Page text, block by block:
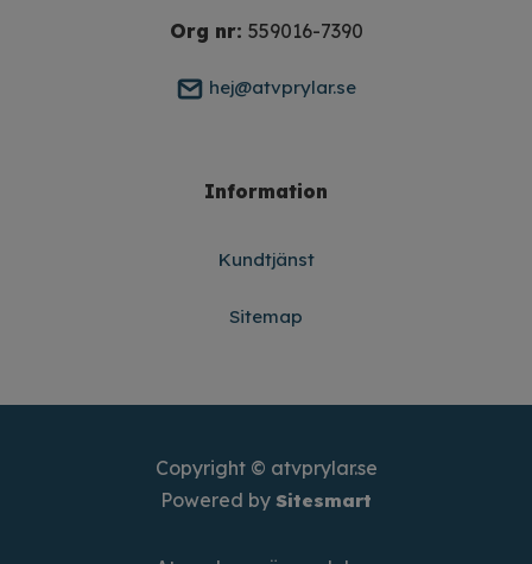
Org nr: 559016-7390
hej@atvprylar.se
Information
Kundtjänst
Sitemap
Copyright © atvprylar.se
Powered by Sitesmart